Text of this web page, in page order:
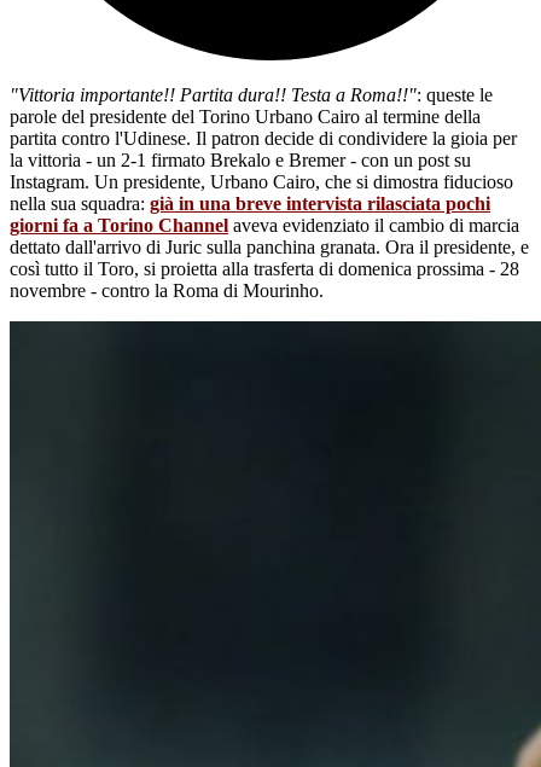
"Vittoria importante!! Partita dura!! Testa a Roma!!": queste le
parole del presidente del Torino Urbano Cairo al termine della
partita contro l'Udinese. Il patron decide di condividere la gioia per
la vittoria - un 2-1 firmato Brekalo e Bremer - con un post su
Instagram. Un presidente, Urbano Cairo, che si dimostra fiducioso
nella sua squadra: già in una breve intervista rilasciata pochi
giorni fa a Torino Channel aveva evidenziato il cambio di marcia
dettato dall'arrivo di Juric sulla panchina granata. Ora il presidente, e
così tutto il Toro, si proietta alla trasferta di domenica prossima - 28
novembre - contro la Roma di Mourinho.